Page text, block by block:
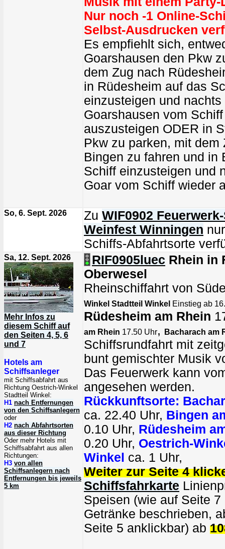
Nur noch -1 Online-
Selbst-Ausdrucken
Es empfiehlt sich,
Goarshausen den Pkw
dem Zug nach
in Rüdesheim auf das
einzusteigen und nachts
Goarshausen vom
auszusteigen ODER in
Pkw zu parken, mit dem
Bingen zu fahren und in
Schiff einzusteigen und
Goar vom Schiff wieder
So, 6. Sept. 2026 Zu WIF0902
Weinfest Winningen
Schiffs-Abfahrtsorte
Sa, 12. Sept. 2026
Mehr Infos zu
diesem Schiff auf
den Seiten 4, 5, 6
und 7
Hotels am
Schiffsanleger
mit Schiffsabfahrt aus
Richtung Oestrich-Winkel
Stadtteil Winkel:
H1 nach Entfernungen
von den Schiffsanlegern
oder
H2 nach Abfahrtsorten
aus dieser Richtung
Oder mehr Hotels mit
Schiffsabfahrt aus allen
Richtungen:
H3 von allen
Schiffsanlegern nach
Entfernungen bis jeweils
5 km
RIF0905luec Rhein in
Oberwesel
Rheinschiffahrt von
Winkel Stadtteil Winkel Einstieg ab
Rüdesheim am Rhein
am Rhein 17.50 Uhr, Bacharach am
Schiffsrundfahrt mit
bunt gemischter Musik
Das Feuerwerk kann
angesehen werden.
Rückkunftsorte:
ca. 22.40 Uhr, Bingen
0.10 Uhr, Rüdesheim
0.20 Uhr, Oestrich-
Winkel ca. 1 Uhr,
Weiter zur Seite 4
Schiffsfahrkarte
Speisen (wie auf Seite 7
Getränke beschrieben,
Seite 5 anklickbar) ab